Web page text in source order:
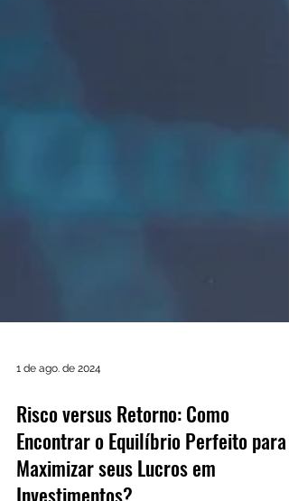
1 de ago. de 2024
Risco versus Retorno: Como
Encontrar o Equilíbrio Perfeito para